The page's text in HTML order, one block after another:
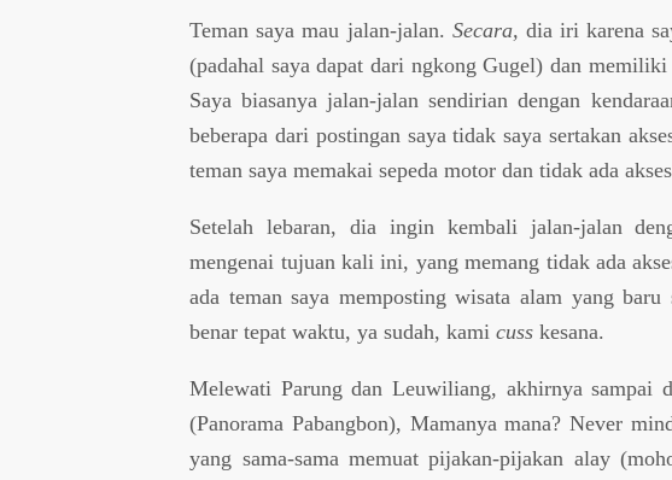
Teman saya mau jalan-jalan. Secara, dia iri karena
(padahal saya dapat dari ngkong Gugel) dan
Saya biasanya jalan-jalan sendirian dengan
beberapa dari postingan saya tidak saya sertakan
teman saya memakai sepeda motor dan tidak ada
Setelah lebaran, dia ingin kembali jalan-jalan
mengenai tujuan kali ini, yang memang tidak ada
ada teman saya memposting wisata alam yang baru
benar tepat waktu, ya sudah, kamicuss kesana.
Melewati Parung dan Leuwiliang, akhirnya sampai
(Panorama Pabangbon), Mamanya mana? Never
yang sama-sama memuat pijakan-pijakan alay